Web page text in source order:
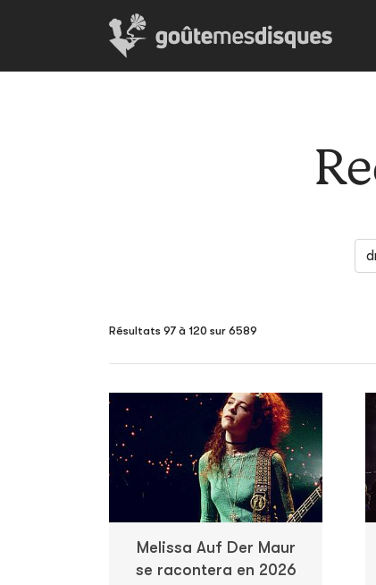
Résultats 97 à 120 sur 6589
Melissa Auf Der Maur
se racontera en 2026